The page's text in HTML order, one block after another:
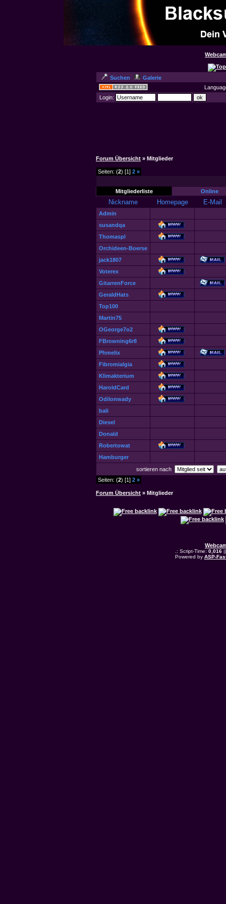
Suchen
Galerie
Login:
Forum Übersicht » Mitglieder
Seiten: (2) [1] 2 »
Mitgliederliste Online
Nickname Homepage E-Mail
Admin
susandqa
Thomaspl
Orchideen-Boerse
jack1807
Voterex
GitarrenForce
GeraldHats
Top100
Martin75
OGeorge7o2
FBrowning6r8
Phmelix
Fibromialgia
Klimakterium
HaroldCard
Odilonwady
bali
Diesel
Donald
Robertowat
Hamburger
sortieren nach
Seiten: (2) [1] 2 »
Forum Übersicht » Mitglieder
.: Script-Time: 0,016||
Powered by ASP-